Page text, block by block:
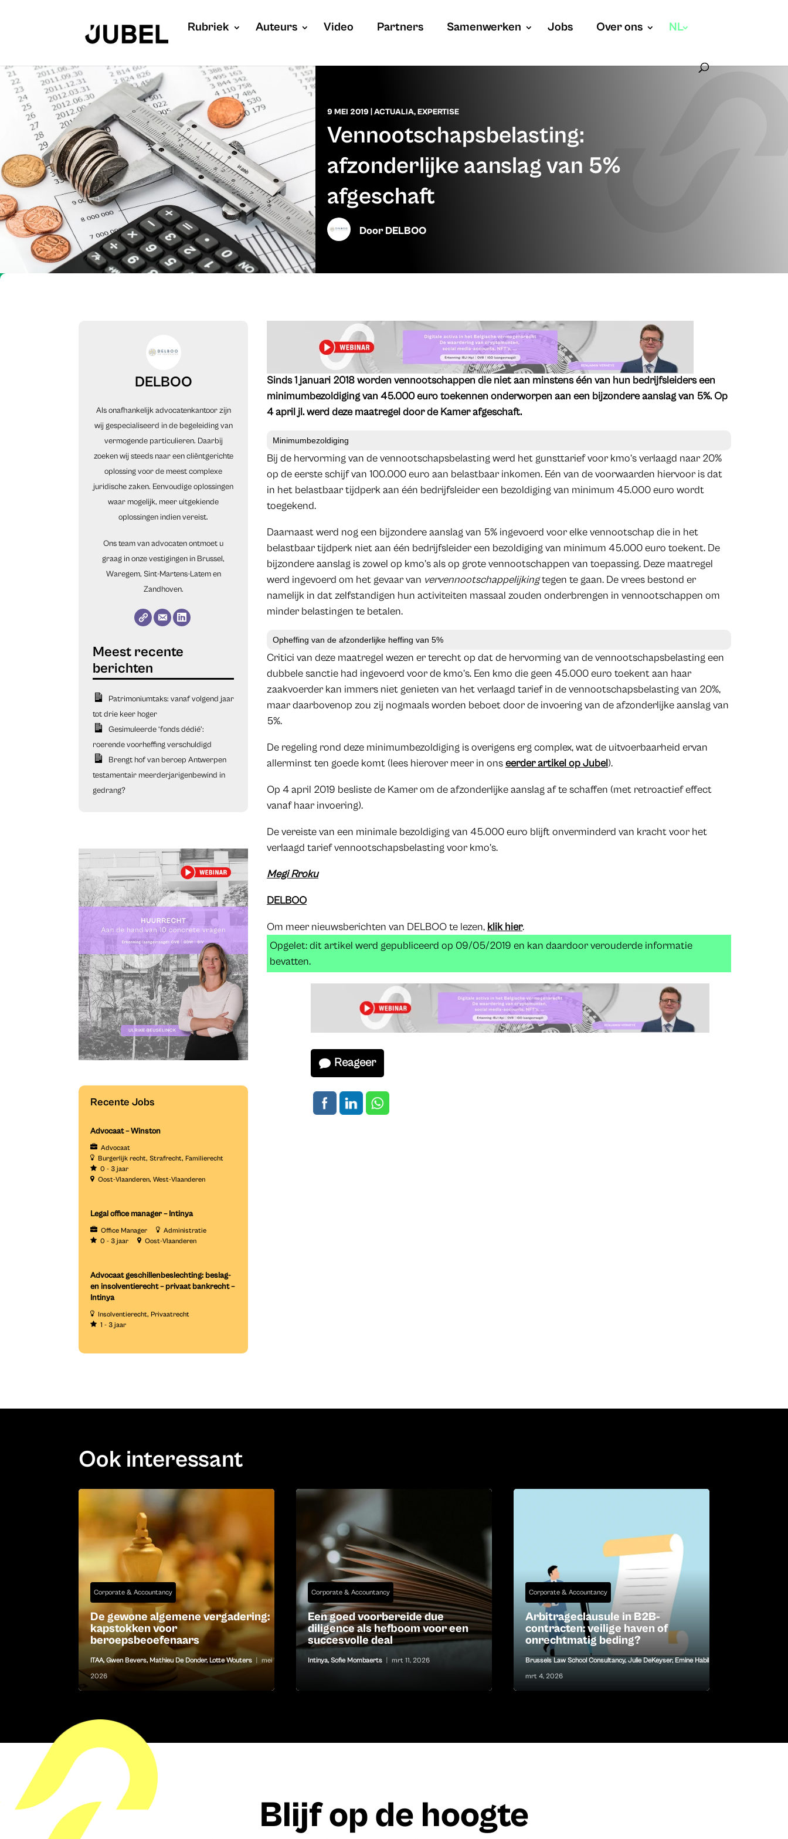
Rubriek Auteurs Video Partners Samenwerken Jobs Over ons NL
9 MEI 2019 ACTUALIA,EXPERTISE
Vennootschapsbelasting:
afzonderlijke aanslag van 5%
afgeschaft
DoorDELBOO
DELBOO
Als onafhankelijk advocatenkantoor zijn
wij gespecialiseerd in de begeleiding van
vermogende particulieren. Daarbij
zoeken wij steeds naar een cliëntgerichte
oplossing voor de meest complexe
juridische zaken. Eenvoudige oplossingen
waar mogelijk, meer uitgekiende
oplossingen indien vereist.
Ons team van advocaten ontmoet u
graag in onze vestigingen in Brussel,
Waregem, Sint-Martens-Latem en
Zandhoven.
Patrimoniumtaks: vanaf volgend jaar
tot drie keer hoger
Gesimuleerde ‘fonds dédié’:
roerende voorheffing verschuldigd
Brengt hof van beroep Antwerpen
testamentair meerderjarigenbewind in
gedrang?
Recente Jobs
Advocaat – Winston
Advocaat
Burgerlijk recht Strafrecht Familierecht
0 - 3 jaar
Oost-Vlaanderen West-Vlaanderen
Legal office manager – Intinya
Office Manager
Administratie
0 - 3 jaar
Oost-Vlaanderen
Advocaat geschillenbeslechting: beslag-
en insolventierecht – privaat bankrecht –
Intinya
Insolventierecht Privaatrecht
1 - 3 jaar
Sinds 1 januari 2018 worden vennootschappen die niet aan minstens één van hun bedrijfsleiders een
minimumbezoldiging van 45.000 euro toekennen onderworpen aan een bijzondere aanslag van 5%. Op
4 april jl. werd deze maatregel door de Kamer afgeschaft.
Minimumbezoldiging
Bij de hervorming van de vennootschapsbelasting werd het gunsttarief voor kmo’s verlaagd naar 20%
op de eerste schijf van 100.000 euro aan belastbaar inkomen. Eén van de voorwaarden hiervoor is dat
in het belastbaar tijdperk aan één bedrijfsleider een bezoldiging van minimum 45.000 euro wordt
toegekend.
Daarnaast werd nog een bijzondere aanslag van 5% ingevoerd voor elke vennootschap die in het
belastbaar tijdperk niet aan één bedrijfsleider een bezoldiging van minimum 45.000 euro toekent. De
bijzondere aanslag is zowel op kmo’s als op grote vennootschappen van toepassing. Deze maatregel
werd ingevoerd om het gevaar van vervennootschappelijkingtegen te gaan. De vrees bestond er
namelijk in dat zelfstandigen hun activiteiten massaal zouden onderbrengen in vennootschappen om
minder belastingen te betalen.
Opheffing van de afzonderlijke heffing van 5%
Critici van deze maatregel wezen er terecht op dat de hervorming van de vennootschapsbelasting een
dubbele sanctie had ingevoerd voor de kmo’s. Een kmo die geen 45.000 euro toekent aan haar
zaakvoerder kan immers niet genieten van het verlaagd tarief in de vennootschapsbelasting van 20%,
maar daarbovenop zou zij nogmaals worden beboet door de invoering van de afzonderlijke aanslag van
5%.
De regeling rond deze minimumbezoldiging is overigens erg complex, wat de uitvoerbaarheid ervan
allerminst ten goede komt (lees hierover meer in onseerder artikel op Jubel).
Op 4 april 2019 besliste de Kamer om de afzonderlijke aanslag af te schaffen (met retroactief effect
vanaf haar invoering).
De vereiste van een minimale bezoldiging van 45.000 euro blijft onverminderd van kracht voor het
verlaagd tarief vennootschapsbelasting voor kmo’s.
Megi Rroku
DELBOO
Om meer nieuwsberichten van DELBOO te lezen, klik hier.
Opgelet: dit artikel werd gepubliceerd op 09/05/2019 en kan daardoor verouderde informatie
bevatten.
Reageer
Ook interessant
Corporate & Accountancy
De gewone algemene vergadering:
kapstokken voor
beroepsbeoefenaars
ITAA,Gwen Bevers, Mathieu De Donder, Lotte Wouters mei 13,
2026
Corporate & Accountancy
Een goed voorbereide due
diligence als hefboom voor een
succesvolle deal
Intinya,Sofie Mombaerts mrt 11, 2026
Corporate & Accountancy
Arbitrageclausule in B2B-
contracten: veilige haven of
onrechtmatig beding?
Brussels Law School Consultancy,Julie DeKeyser, Emine Habil
mrt 4, 2026
Blijf op de hoogte